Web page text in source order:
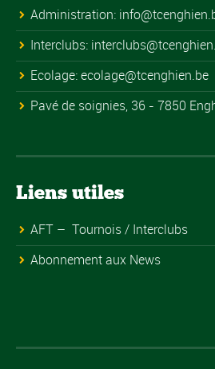
Administration:
Interclubs:
Ecolage:ecolage@tcenghien.be
Pavé de soignies, 36 - 7850
Liens utiles
AFT – Tournois / Interclubs
Abonnement aux News